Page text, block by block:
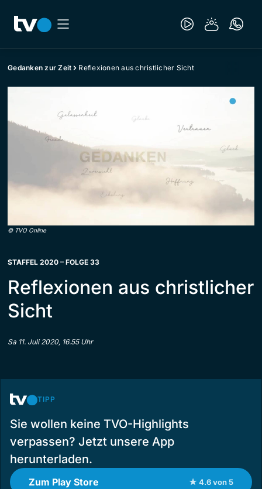
Gedanken zur Zeit Reflexionen aus christlicher Sicht
© TVO Online
STAFFEL 2020 – FOLGE 33
Reflexionen aus christlicher
Sicht
Sa 11. Juli 2020, 16.55 Uhr
TIPP
Sie wollen keine TVO-Highlights
verpassen? Jetzt unsere App
herunterladen.
Zum Play Store ★ 4.6 von 5